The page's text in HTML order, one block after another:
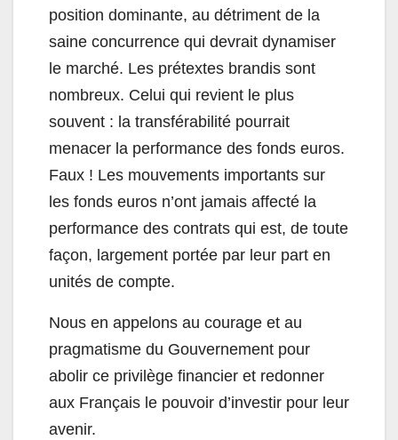
position dominante, au détriment de la
saine concurrence qui devrait dynamiser
le marché. Les prétextes brandis sont
nombreux. Celui qui revient le plus
souvent : la transférabilité pourrait
menacer la performance des fonds euros.
Faux ! Les mouvements importants sur
les fonds euros n’ont jamais affecté la
performance des contrats qui est, de toute
façon, largement portée par leur part en
unités de compte.
Nous en appelons au courage et au
pragmatisme du Gouvernement pour
abolir ce privilège financier et redonner
aux Français le pouvoir d’investir pour leur
avenir.